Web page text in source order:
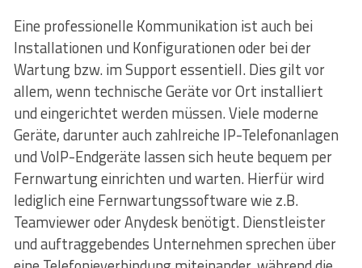
Eine professionelle Kommunikation ist auch bei
Installationen und Konfigurationen oder bei der
Wartung bzw. im Support essentiell. Dies gilt vor
allem, wenn technische Geräte vor Ort installiert
und eingerichtet werden müssen. Viele moderne
Geräte, darunter auch zahlreiche IP-Telefonanlagen
und VoIP-Endgeräte lassen sich heute bequem per
Fernwartung einrichten und warten. Hierfür wird
lediglich eine Fernwartungssoftware wie z.B.
Teamviewer oder Anydesk benötigt. Dienstleister
und auftraggebendes Unternehmen sprechen über